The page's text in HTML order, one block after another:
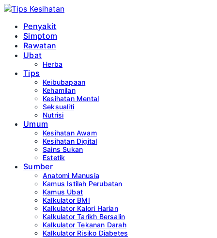
Penyakit
Simptom
Rawatan
Ubat
Herba
Tips
Keibubapaan
Kehamilan
Kesihatan Mental
Seksualiti
Nutrisi
Umum
Kesihatan Awam
Kesihatan Digital
Sains Sukan
Estetik
Sumber
Anatomi Manusia
Kamus Istilah Perubatan
Kamus Ubat
Kalkulator BMI
Kalkulator Kalori Harian
Kalkulator Tarikh Bersalin
Kalkulator Tekanan Darah
Kalkulator Risiko Diabetes